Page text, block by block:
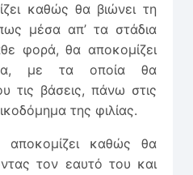
καθώς θα βιώνει τη
μέσα απ’ τα στάδια
φορά, θα αποκομίζει
με τα οποία θα
τις βάσεις, πάνω στις
της φιλίας.
αποκομίζει καθώς θα
τον εαυτό του και